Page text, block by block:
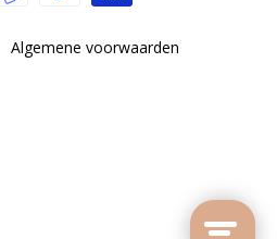
Algemene voorwaarden